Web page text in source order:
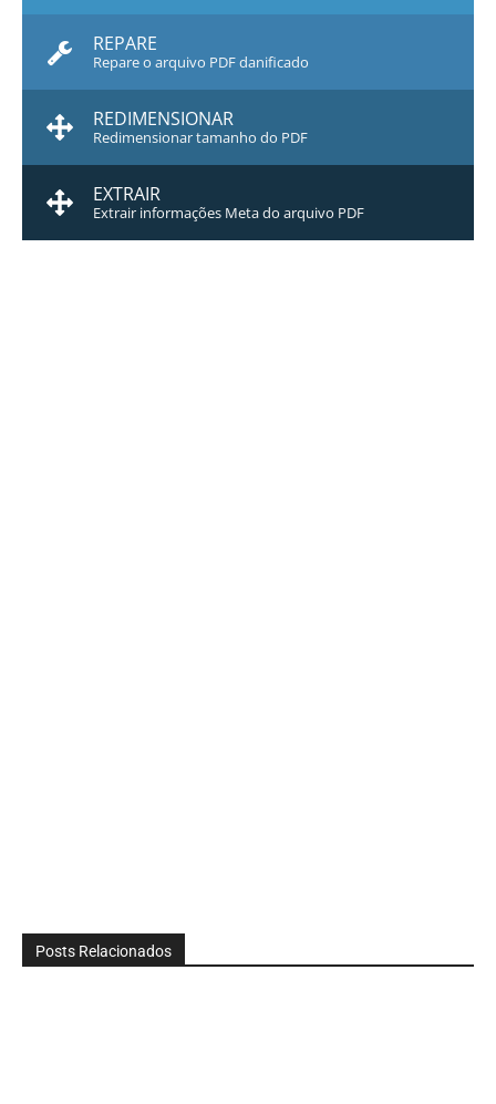
REPARE
Repare o arquivo PDF danificado
REDIMENSIONAR
Redimensionar tamanho do PDF
EXTRAIR
Extrair informações Meta do arquivo PDF
Posts Relacionados